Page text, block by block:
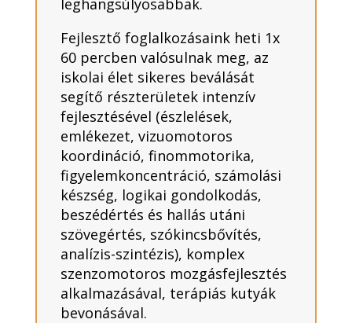
Fejlesztő foglalkozásaink heti 1x
60 percben valósulnak meg, az
iskolai élet sikeres beválását
segítő részterületek intenzív
fejlesztésével (észlelések,
emlékezet, vizuomotoros
koordináció, finommotorika,
figyelemkoncentráció, számolási
készség, logikai gondolkodás,
beszédértés és hallás utáni
szövegértés, szókincsbővítés,
analízis-szintézis), komplex
szenzomotoros mozgásfejlesztés
alkalmazásával, terápiás kutyák
bevonásával.